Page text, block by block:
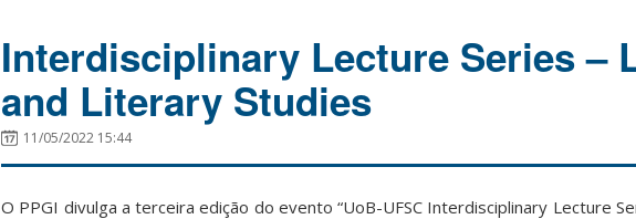
Interdisciplinary Lecture Series –
and Literary Studies
11/05/2022 15:44
O PPGI divulga a terceira edição do evento “UoB-UFSC Interdisciplinary Lecture